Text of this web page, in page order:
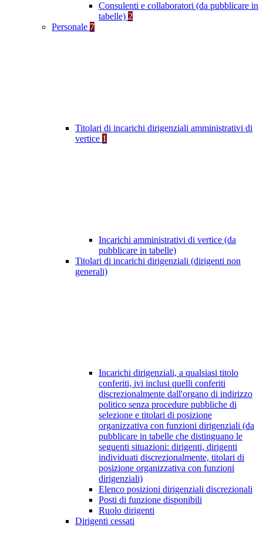
Consulenti e collaboratori (da pubblicare in
tabelle) 2
Personale 7
Titolari di incarichi dirigenziali amministrativi di
vertice 1
Incarichi amministrativi di vertice (da
pubblicare in tabelle)
Titolari di incarichi dirigenziali (dirigenti non
generali)
Incarichi dirigenziali, a qualsiasi titolo
conferiti, ivi inclusi quelli conferiti
discrezionalmente dall'organo di indirizzo
politico senza procedure pubbliche di
selezione e titolari di posizione
organizzativa con funzioni dirigenziali (da
pubblicare in tabelle che distinguano le
seguenti situazioni: dirigenti, dirigenti
individuati discrezionalmente, titolari di
posizione organizzativa con funzioni
dirigenziali)
Elenco posizioni dirigenziali discrezionali
Posti di funzione disponibili
Ruolo dirigenti
Dirigenti cessati